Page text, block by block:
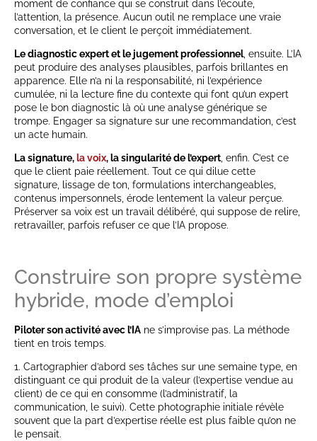
moment de confiance qui se construit dans l’écoute,
l’attention, la présence. Aucun outil ne remplace une vraie
conversation, et le client le perçoit immédiatement.
Le diagnostic expert et le jugement professionnel, ensuite. L’IA
peut produire des analyses plausibles, parfois brillantes en
apparence. Elle n’a ni la responsabilité, ni l’expérience
cumulée, ni la lecture fine du contexte qui font qu’un expert
pose le bon diagnostic là où une analyse générique se
trompe. Engager sa signature sur une recommandation, c’est
un acte humain.
La signature,la voix, la singularité de l’expert, enfin. C’est ce
que le client paie réellement. Tout ce qui dilue cette
signature, lissage de ton, formulations interchangeables,
contenus impersonnels, érode lentement la valeur perçue.
Préserver sa voix est un travail délibéré, qui suppose de relire,
retravailler, parfois refuser ce que l’IA propose.
Construire son propre système
hybride, mode d’emploi
Piloter son activité avec l’IA ne s’improvise pas. La méthode
tient en trois temps.
1. Cartographier d’abord ses tâches sur une semaine type, en
distinguant ce qui produit de la valeur (l’expertise vendue au
client) de ce qui en consomme (l’administratif, la
communication, le suivi). Cette photographie initiale révèle
souvent que la part d’expertise réelle est plus faible qu’on ne
le pensait.